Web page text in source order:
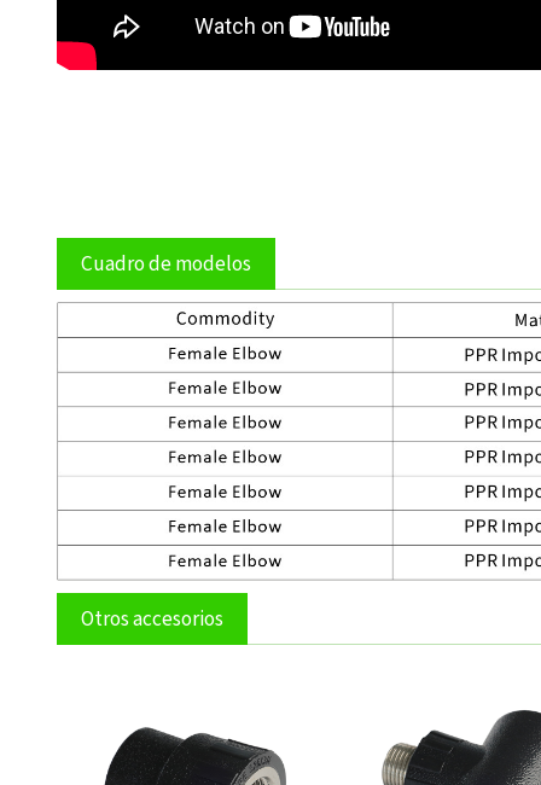
Cuadro de modelos
Otros accesorios